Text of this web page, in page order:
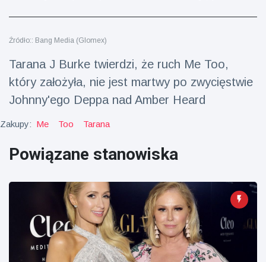
wiadomości
Ucieczka z
'kajdanek'
magika
16 July
Konserywiści
narodziny
pierwszego
tapira
nizinne w
brytyjskim
zoo od 14 lat
16 July
Poglądy
Mężczyzna z
Florydy
aresztowany
16 July
173
Źródło:: Bang Media (Glomex)
Tarana J Burke twierdzi, że ruch Me Too,
który założyła, nie jest martwy po zwycięstwie
Johnny'ego Deppa nad Amber Heard
Zakupy: Me Too Tarana
Powiązane stanowiska